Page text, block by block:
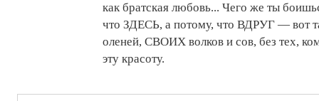
как братская любовь... Чего же ты
что ЗДЕСЬ, а потому, что ВДРУГ — вот
оленей, СВОИХ волков и сов, без тех,
эту красоту.